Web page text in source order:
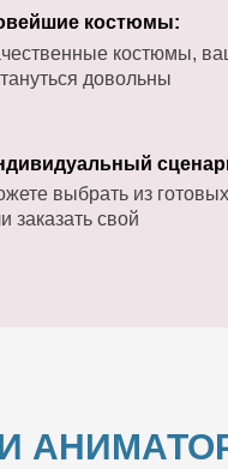
костюмы:
костюмы,
довольны
выбрать из
заказать свой